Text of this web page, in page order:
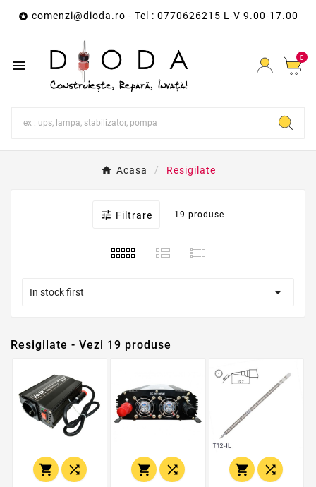
 comenzi@dioda.ro - Tel : 0770626215 L-V 9.00-17.00
 0
Acasa Resigilate
 Filtrare 19 produse
In stock first 
Resigilate - Vezi 19 produse
     